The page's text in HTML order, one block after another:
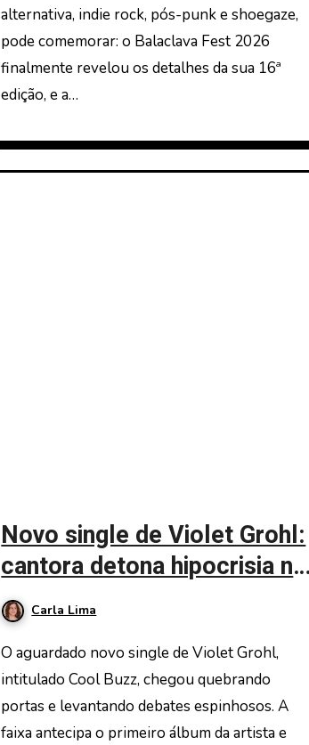
alternativa, indie rock, pós-punk e shoegaze,
pode comemorar: o Balaclava Fest 2026
finalmente revelou os detalhes da sua 16ª
edição, e a…
Novo single de Violet Grohl:
cantora detona hipocrisia no
cenário punk
Carla Lima
O aguardado novo single de Violet Grohl,
intitulado Cool Buzz, chegou quebrando
portas e levantando debates espinhosos. A
faixa antecipa o primeiro álbum da artista e